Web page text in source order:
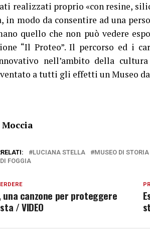
realizzati proprio «con resine,
in modo da consentire ad una
quello che non può vedere
“Il Proteo”. Il percorso ed i
nell’ambito della
a tutti gli effetti un Museo da
LUCIANA STELLA
MUSEO DI
FOGGIA
una canzone per proteggere
/ VIDEO